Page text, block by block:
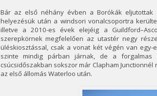
Bár az első néhány évben a Borókák
helyezésük után a windsori vonalcsoportra
illetve a 2010-es évek elejéig a
szerepkörnek megfelelően az utastér negy
üléskiosztással, csak a vonat két végén van
szinte mindig párban járnak, de a
csúcsidőszakban sokszor már Clapham
az első állomás Waterloo után.